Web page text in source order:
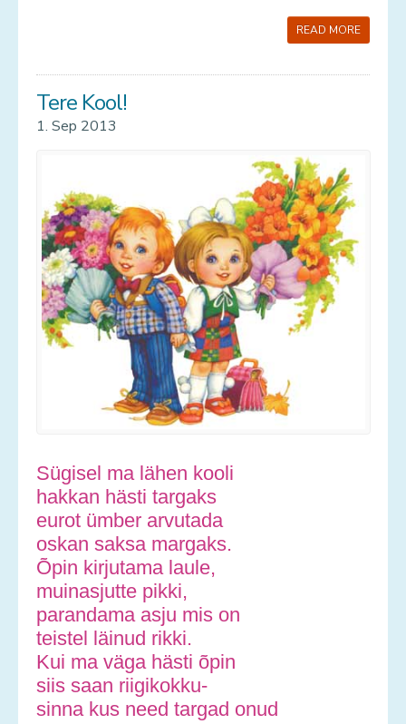
READ MORE
Tere Kool!
1. Sep 2013
Sügisel ma lähen kooli
hakkan hästi targaks
eurot ümber arvutada
oskan saksa margaks.
Õpin kirjutama laule,
muinasjutte pikki,
parandama asju mis on
teistel läinud rikki.
Kui ma väga hästi õpin
siis saan riigikokku-
sinna kus need targad onud